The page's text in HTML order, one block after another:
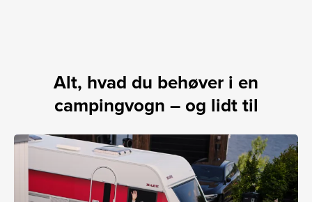
Alt, hvad du behøver i en
campingvogn – og lidt til